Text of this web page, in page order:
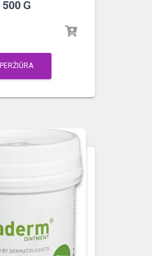
500 G
PERŽIŪRA